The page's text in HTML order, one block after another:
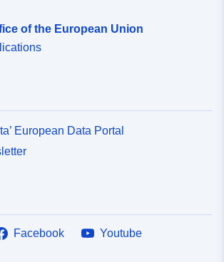
of the European Union
European Data Portal
Facebook
Youtube